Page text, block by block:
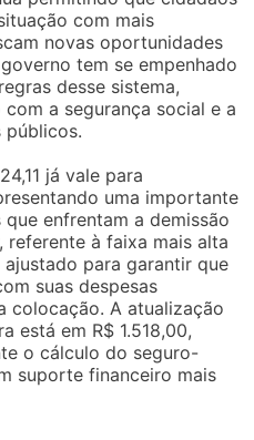
com mais
novas oportunidades
tem se empenhado
desse sistema,
a segurança social e a
públicos.
já vale para
uma importante
enfrentam a demissão
referente à faixa mais alta
para garantir que
suas despesas
colocação. A atualização
está em R$ 1.518,00,
o cálculo do seguro-
suporte financeiro mais